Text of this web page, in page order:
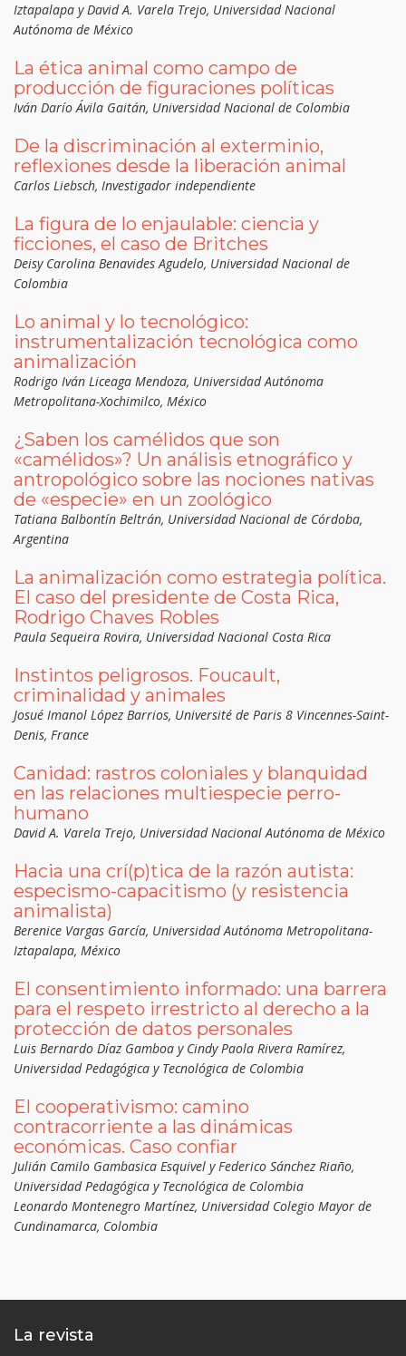
Iztapalapa y David A. Varela Trejo, Universidad Nacional
Autónoma de México
La ética animal como campo de
producción de figuraciones políticas
Iván Darío Ávila Gaitán, Universidad Nacional de Colombia
De la discriminación al exterminio,
reflexiones desde la liberación animal
Carlos Liebsch, Investigador independiente
La figura de lo enjaulable: ciencia y
ficciones, el caso de Britches
Deisy Carolina Benavides Agudelo, Universidad Nacional de
Colombia
Lo animal y lo tecnológico:
instrumentalización tecnológica como
animalización
Rodrigo Iván Liceaga Mendoza, Universidad Autónoma
Metropolitana-Xochimilco, México
¿Saben los camélidos que son
«camélidos»? Un análisis etnográfico y
antropológico sobre las nociones nativas
de «especie» en un zoológico
Tatiana Balbontín Beltrán, Universidad Nacional de Córdoba,
Argentina
La animalización como estrategia política.
El caso del presidente de Costa Rica,
Rodrigo Chaves Robles
Paula Sequeira Rovira, Universidad Nacional Costa Rica
Instintos peligrosos. Foucault,
criminalidad y animales
Josué Imanol López Barrios, Université de Paris 8 Vincennes-Saint-
Denis, France
Canidad: rastros coloniales y blanquidad
en las relaciones multiespecie perro-
humano
David A. Varela Trejo, Universidad Nacional Autónoma de México
Hacia una crí(p)tica de la razón autista:
especismo-capacitismo (y resistencia
animalista)
Berenice Vargas García, Universidad Autónoma Metropolitana-
Iztapalapa, México
El consentimiento informado: una barrera
para el respeto irrestricto al derecho a la
protección de datos personales
Luis Bernardo Díaz Gamboa y Cindy Paola Rivera Ramírez,
Universidad Pedagógica y Tecnológica de Colombia
El cooperativismo: camino
contracorriente a las dinámicas
económicas. Caso confiar
Julián Camilo Gambasica Esquivel y Federico Sánchez Riaño,
Universidad Pedagógica y Tecnológica de Colombia
Leonardo Montenegro Martínez, Universidad Colegio Mayor de
Cundinamarca, Colombia
La revista